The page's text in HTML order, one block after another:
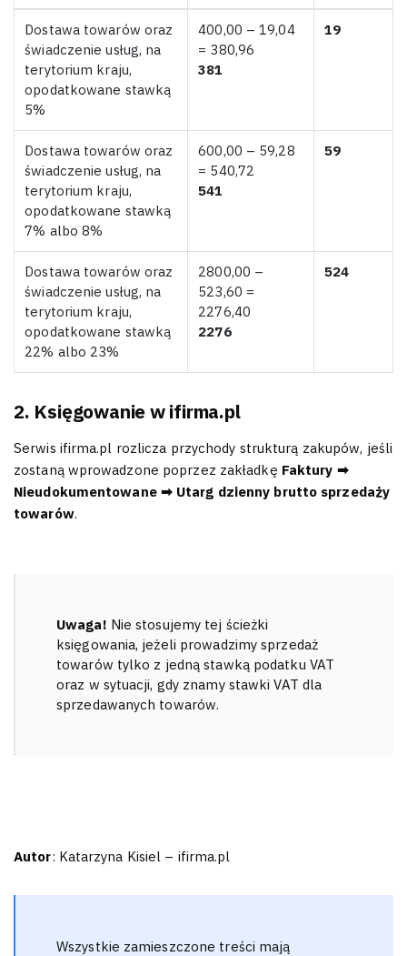
Dostawa towarów oraz
świadczenie usług, na
terytorium kraju,
opodatkowane stawką
5%
400,00 – 19,04
= 380,96
381
19
Dostawa towarów oraz
świadczenie usług, na
terytorium kraju,
opodatkowane stawką
7% albo 8%
600,00 – 59,28
= 540,72
541
59
Dostawa towarów oraz
świadczenie usług, na
terytorium kraju,
opodatkowane stawką
22% albo 23%
2800,00 –
523,60 =
2276,40
2276
524
2. Księgowanie w ifirma.pl
Serwis ifirma.pl rozlicza przychody strukturą zakupów, jeśli
zostaną wprowadzone poprzez zakładkę Faktury ➡
Nieudokumentowane ➡ Utarg dzienny brutto sprzedaży
towarów.
Uwaga! Nie stosujemy tej ścieżki
księgowania, jeżeli prowadzimy sprzedaż
towarów tylko z jedną stawką podatku VAT
oraz w sytuacji, gdy znamy stawki VAT dla
sprzedawanych towarów.
Autor: Katarzyna Kisiel – ifirma.pl
Wszystkie zamieszczone treści mają